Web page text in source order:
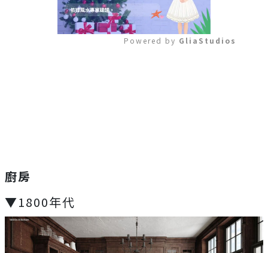
Powered by GliaStudios
廚房
▼1800年代